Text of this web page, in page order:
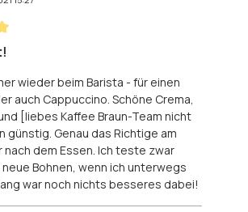
5 von 5 Sternen
wieder beim Barista - für einen
auch Cappuccino. Schöne Crema,
[liebes Kaffee Braun-Team nicht
günstig. Genau das Richtige am
dem Essen. Ich teste zwar
Bohnen, wenn ich unterwegs
war noch nichts besseres dabei!